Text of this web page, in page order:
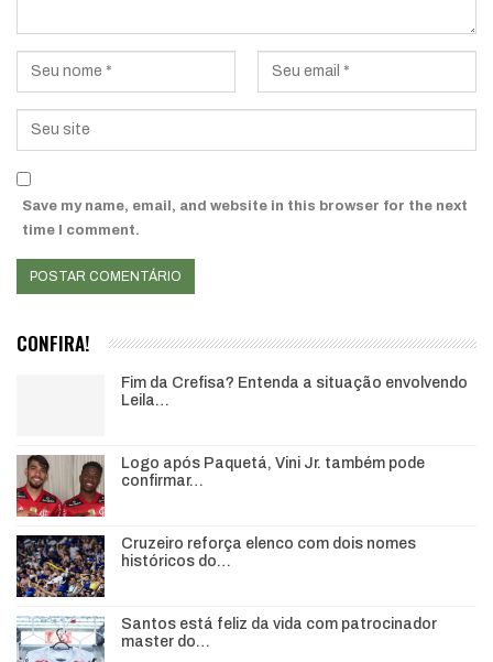
Save my name, email, and website in this browser for the next
time I comment.
CONFIRA!
Fim da Crefisa? Entenda a situação envolvendo
Leila…
Logo após Paquetá, Vini Jr. também pode
confirmar…
Cruzeiro reforça elenco com dois nomes
históricos do…
Santos está feliz da vida com patrocinador
master do…